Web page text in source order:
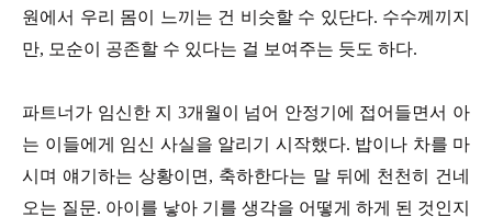
원에서 우리 몸이 느끼는 건 비슷할 수 있단다. 수수께끼지
만, 모순이 공존할 수 있다는 걸 보여주는 듯도 하다.
파트너가 임신한 지 3개월이 넘어 안정기에 접어들면서 아
는 이들에게 임신 사실을 알리기 시작했다. 밥이나 차를 마
시며 얘기하는 상황이면, 축하한다는 말 뒤에 천천히 건네
오는 질문. 아이를 낳아 기를 생각을 어떻게 하게 된 것인지